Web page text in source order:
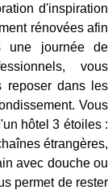
d'inspiration
rénovées afin
une journée de
vous
reposer dans les
Vous
hôtel 3 étoiles :
étrangères,
avec douche ou
permet de rester